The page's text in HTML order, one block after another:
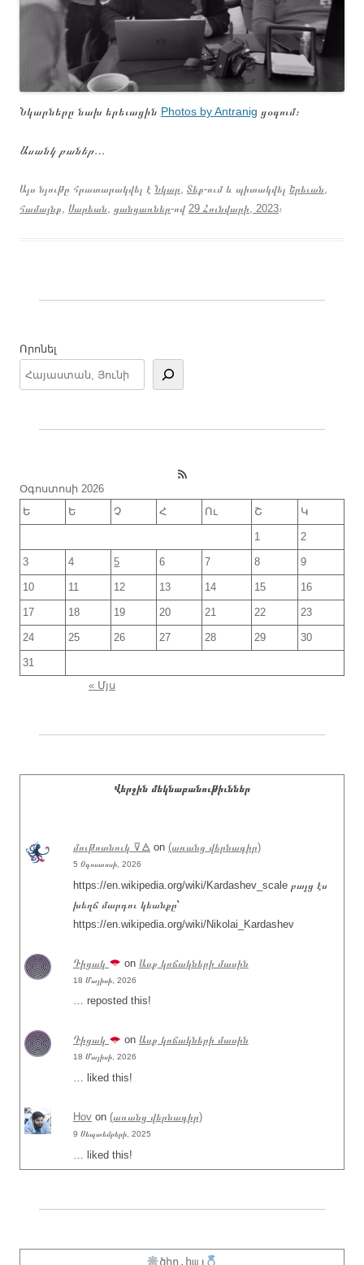
Նկարները նախ երեւացին Photos by Antranig ցօգում։
Ասանկ բաներ…
Այս նյութը հրատարակվել է Նկար, Տեք-ում և պիտակվել Երեւան,
համայնք, Սարեան, ցանցառներ-ով 29 Հունվարի, 2023։
Որոնել
RSS Feed
Օգոստոսի 2026
Ե
Ե Չ Հ Ու Շ Կ
1 2
3 4 5 6 7 8 9
10 11 12 13 14 15 16
17 18 19 20 21 22 23
24 25 26 27 28 29 30
31
« Մյս
Վերջին մեկնաբանութիւններ
մութոտնուկ ⊽🜁 on (առանց վերնագիր)
5 Օգոստոսի, 2026
https://en.wikipedia.org/wiki/Kardashev_scale բայց էս
խեղճ մարդու կեանքը՝
https://en.wikipedia.org/wiki/Nikolai_Kardashev
Դիցակ on Ասք կոճակների մասին
18 Մայիսի, 2026
… reposted this!
Դիցակ on Ասք կոճակների մասին
18 Մայիսի, 2026
… liked this!
Hov on (առանց վերնագիր)
9 Սեպտեմբերի, 2025
… liked this!
ծիր.հայ